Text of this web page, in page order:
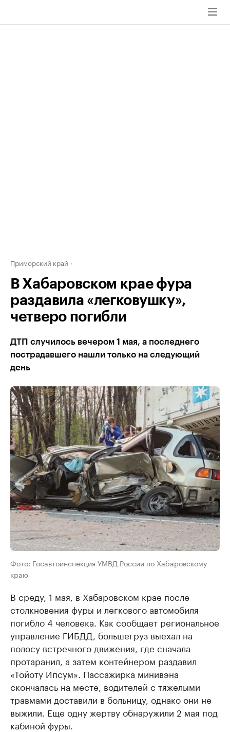
Приморский край
В Хабаровском крае фура
раздавила «легковушку»,
четверо погибли
ДТП случилось вечером 1 мая, а последнего
пострадавшего нашли только на следующий
день
Фото: Госавтоинспекция УМВД России по Хабаровскому
краю
В среду, 1 мая, в Хабаровском крае после
столкновения фуры и легкового автомобиля
погибло 4 человека. Как сообщает региональное
управление ГИБДД, большегруз выехал на
полосу встречного движения, где сначала
протаранил, а затем контейнером раздавил
«Тойоту Ипсум». Пассажирка минивэна
скончалась на месте, водителей с тяжелыми
травмами доставили в больницу, однако они не
выжили. Еще одну жертву обнаружили 2 мая под
кабиной фуры.